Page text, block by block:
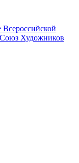
Всероссийской
Художников